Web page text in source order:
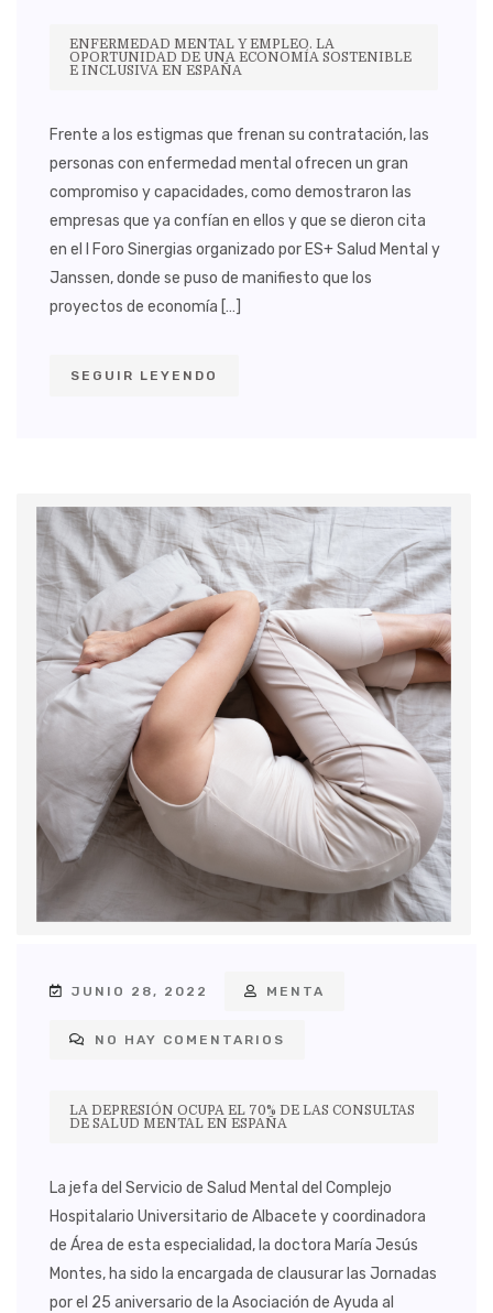
ENFERMEDAD MENTAL Y EMPLEO. LA
OPORTUNIDAD DE UNA ECONOMÍA SOSTENIBLE
E INCLUSIVA EN ESPAÑA
Frente a los estigmas que frenan su contratación, las
personas con enfermedad mental ofrecen un gran
compromiso y capacidades, como demostraron las
empresas que ya confían en ellos y que se dieron cita
en el I Foro Sinergias organizado por ES+ Salud Mental y
Janssen, donde se puso de manifiesto que los
proyectos de economía […]
SEGUIR LEYENDO
JUNIO 28, 2022 MENTA
NO HAY COMENTARIOS
LA DEPRESIÓN OCUPA EL 70% DE LAS CONSULTAS
DE SALUD MENTAL EN ESPAÑA
La jefa del Servicio de Salud Mental del Complejo
Hospitalario Universitario de Albacete y coordinadora
de Área de esta especialidad, la doctora María Jesús
Montes, ha sido la encargada de clausurar las Jornadas
por el 25 aniversario de la Asociación de Ayuda al